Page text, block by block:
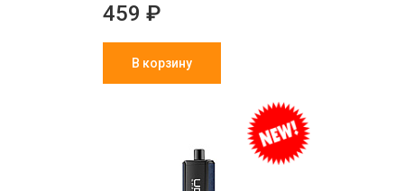
459 ₽
В корзину